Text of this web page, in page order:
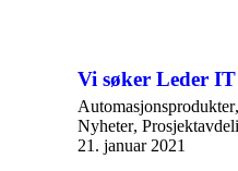
Vi søker Leder
Automasjonsprodukter
Nyheter,
21. januar 2021